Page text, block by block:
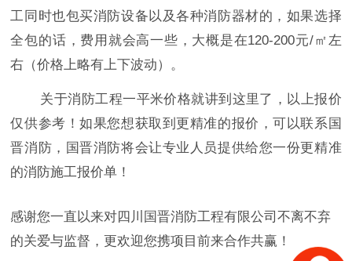
工同时也包买消防设备以及各种消防器材的，如果选择
全包的话，费用就会高一些，大概是在120-200元/㎡左
右（价格上略有上下波动）。
关于消防工程一平米价格就讲到这里了，以上报价
仅供参考！如果您想获取到更精准的报价，可以联系国
晋消防，国晋消防将会让专业人员提供给您一份更精准
的消防施工报价单！
感谢您一直以来对四川国晋消防工程有限公司不离不弃
的关爱与监督，更欢迎您携项目前来合作共赢！